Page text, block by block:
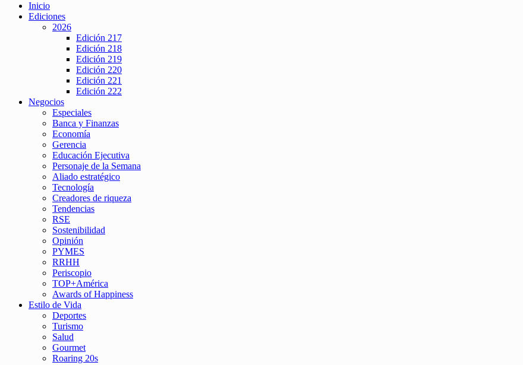
Inicio
Ediciones
2026
Edición 217
Edición 218
Edición 219
Edición 220
Edición 221
Edición 222
Negocios
Especiales
Banca y Finanzas
Economía
Gerencia
Educación Ejecutiva
Personaje de la Semana
Aliado estratégico
Tecnología
Creadores de riqueza
Tendencias
RSE
Sostenibilidad
Opinión
PYMES
RRHH
Periscopio
TOP+América
Awards of Happiness
Estilo de Vida
Deportes
Turismo
Salud
Gourmet
Roaring 20s